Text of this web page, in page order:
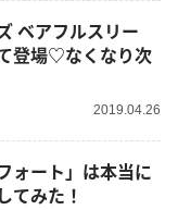
ベアフルスリー
登場♡なくなり次
2019.04.26
ォート」は本当に
てみた！